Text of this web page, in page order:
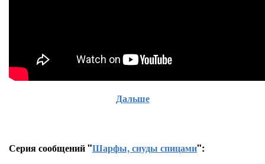
Дальше
Серия сообщений "Шарфы, снуды спицами":